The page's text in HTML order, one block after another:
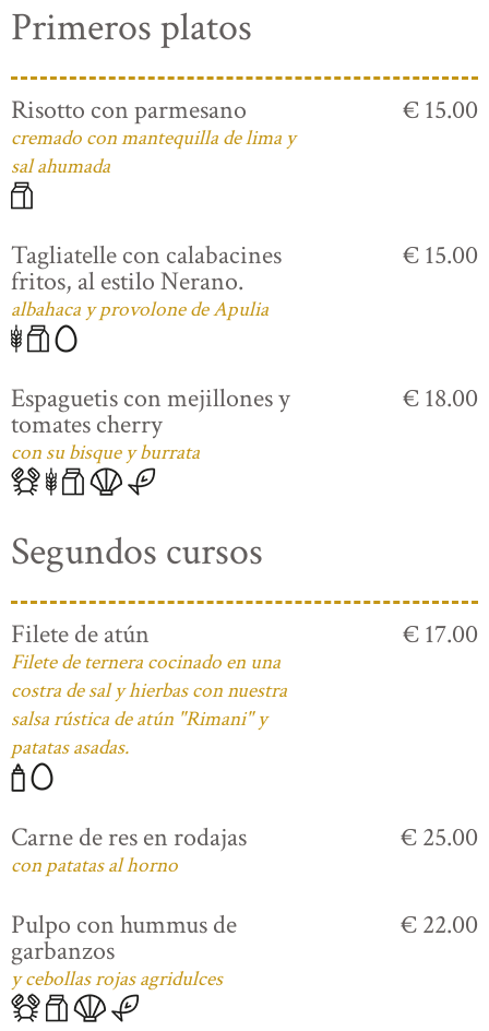
Primeros platos
Risotto con parmesano
cremado con mantequilla de lima y
sal ahumada
€ 15.00
Tagliatelle con calabacines
fritos, al estilo Nerano.
albahaca y provolone de Apulia
€ 15.00
Espaguetis con mejillones y
tomates cherry
con su bisque y burrata
€ 18.00
Segundos cursos
Filete de atún
Filete de ternera cocinado en una
costra de sal y hierbas con nuestra
salsa rústica de atún "Rimani" y
patatas asadas.
€ 17.00
Carne de res en rodajas
con patatas al horno
€ 25.00
Pulpo con hummus de
garbanzos
y cebollas rojas agridulces
€ 22.00